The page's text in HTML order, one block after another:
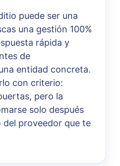
puede ser una
una gestión 100%
rápida y
de
entidad concreta.
con criterio:
pero la
solo después
proveedor que te